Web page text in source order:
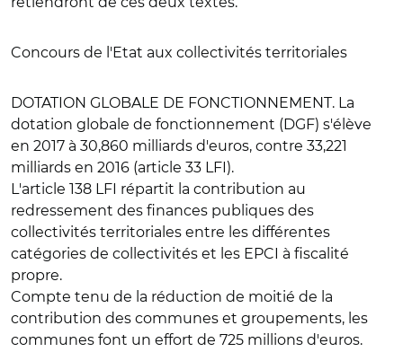
Concours de l'Etat aux collectivités territoriales
DOTATION GLOBALE DE FONCTIONNEMENT. La
dotation globale de fonctionnement (DGF) s'élève
en 2017 à 30,860 milliards d'euros, contre 33,221
milliards en 2016 (article 33 LFI).
L'article 138 LFI répartit la contribution au
redressement des finances publiques des
collectivités territoriales entre les différentes
catégories de collectivités et les EPCI à fiscalité
propre.
Compte tenu de la réduction de moitié de la
contribution des communes et groupements, les
communes font un effort de 725 millions d'euros.